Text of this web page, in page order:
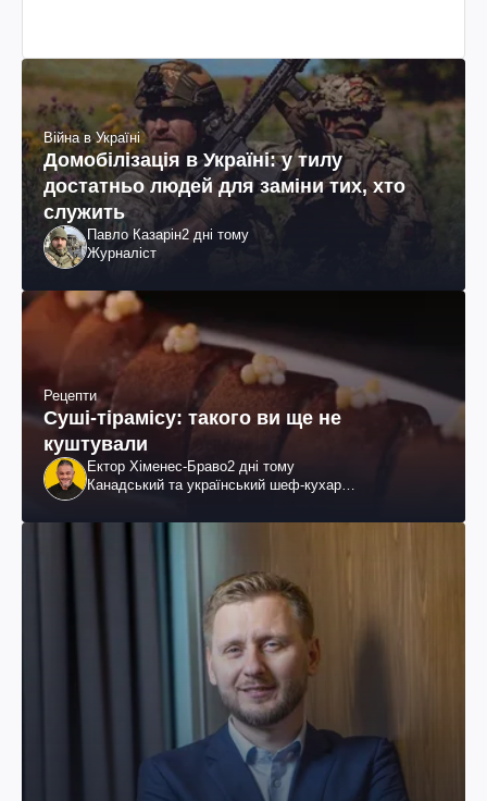
Війна в Україні
Домобілізація в Україні: у тилу
достатньо людей для заміни тих, хто
служить
Павло Казарін2 дні тому
Журналіст
Рецепти
Суші-тірамісу: такого ви ще не
куштували
Ектор Хіменес-Браво2 дні тому
Канадський та український шеф-кухар